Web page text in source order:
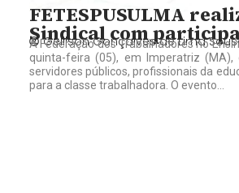
FETESPUSULMA
Sindical com
Gelilson Gonçalves de Lima
A Federação dos Trabalhadores no
quinta-feira (05), em Imperatriz (MA),
servidores públicos, profissionais da
para a classe trabalhadora. O evento...